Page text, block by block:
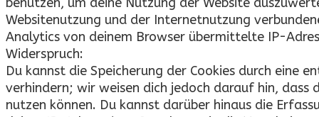
Websitenutzung und der Internetnutzung
Analytics von deinem Browser übermittelte IP-
Widerspruch:
Du kannst die Speicherung der Cookies durch eine
verhindern; wir weisen dich jedoch darauf hin,
nutzen können. Du kannst darüber hinaus die